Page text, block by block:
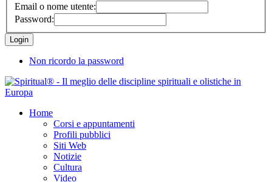
Email o nome utente:
Password:
Non ricordo la password
Home
Corsi e appuntamenti
Profili pubblici
Siti Web
Notizie
Cultura
Video